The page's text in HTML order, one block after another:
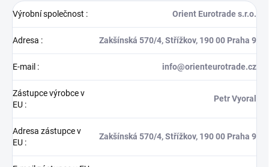
Výrobní společnost : Orient Eurotrade s.r.o.
Adresa : Zakšínská 570/4, Střížkov, 190 00 Praha 9
E-mail : info@orienteurotrade.cz
Zástupce výrobce v
EU :
Petr Vyoral
Adresa zástupce v
EU :
Zakšínská 570/4, Střížkov, 190 00 Praha 9